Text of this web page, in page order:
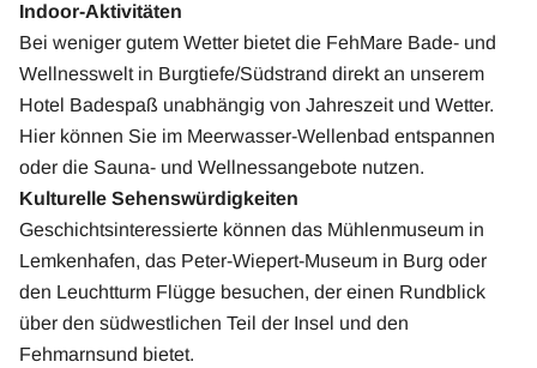
Indoor-Aktivitäten
Bei weniger gutem Wetter bietet die FehMare Bade- und
Wellnesswelt in Burgtiefe/Südstrand direkt an unserem
Hotel Badespaß unabhängig von Jahreszeit und Wetter.
Hier können Sie im Meerwasser-Wellenbad entspannen
oder die Sauna- und Wellnessangebote nutzen.
Kulturelle Sehenswürdigkeiten
Geschichtsinteressierte können das Mühlenmuseum in
Lemkenhafen, das Peter-Wiepert-Museum in Burg oder
den Leuchtturm Flügge besuchen, der einen Rundblick
über den südwestlichen Teil der Insel und den
Fehmarnsund bietet.